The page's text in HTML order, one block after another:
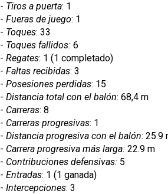
- Tiros a puerta: 1
- Fueras de juego: 1
- Toques: 33
- Toques fallidos: 6
- Regates: 1 (1 completado)
- Faltas recibidas: 3
- Posesiones perdidas: 15
- Distancia total con el balón: 68,4 m
- Carreras: 8
- Carreras progresivas: 1
- Distancia progresiva con el balón: 25.9
- Carrera progresiva más larga: 22.9 m
- Contribuciones defensivas: 5
- Entradas: 1 (1 ganada)
- Intercepciones: 3